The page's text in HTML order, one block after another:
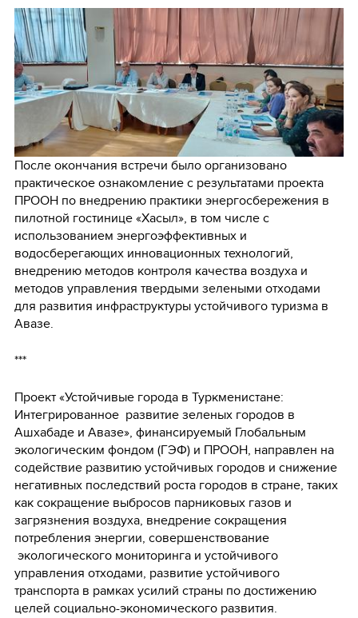
После окончания встречи было организовано
практическое ознакомление с результатами проекта
ПРООН по внедрению практики энергосбережения в
пилотной гостинице «Хасыл», в том числе с
использованием энергоэффективных и
водосберегающих инновационных технологий,
внедрению методов контроля качества воздуха и
методов управления твердыми зелеными отходами
для развития инфраструктуры устойчивого туризма в
Авазе.
***
Проект «Устойчивые города в Туркменистане:
Интегрированное развитие зеленых городов в
Ашхабаде и Авазе», финансируемый Глобальным
экологическим фондом (ГЭФ) и ПРООН, направлен на
содействие развитию устойчивых городов и снижение
негативных последствий роста городов в стране, таких
как сокращение выбросов парниковых газов и
загрязнения воздуха, внедрение сокращения
потребления энергии, совершенствование
экологического мониторинга и устойчивого
управления отходами, развитие устойчивого
транспорта в рамках усилий страны по достижению
целей социально-экономического развития.